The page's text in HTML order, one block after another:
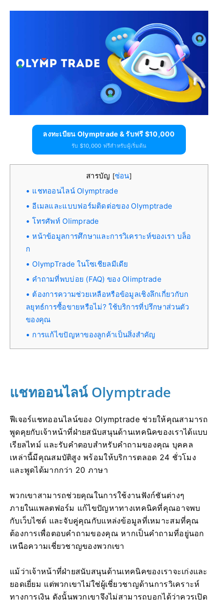
ลงทะเบียน Olymptrade & รับฟรี $10,000
รับ $10,000 ฟรีสำหรับผู้เริ่มต้น
สารบัญ [ซ่อน]
แชทออนไลน์ Olymptrade
อีเมลและแบบฟอร์มติดต่อของ Olymptrade
โทรศัพท์ Olimprade
หน้าข้อมูลการศึกษาและการวิเคราะห์ของเรา บล็อ
ก
OlympTrade ในโซเชียลมีเดีย
คำถามที่พบบ่อย (FAQ) ของ Olimptrade
ต้องการความช่วยเหลือหรือข้อมูลเชิงลึกเกี่ยวกับก
ลยุทธ์การซื้อขายหรือไม่? ใช้บริการที่ปรึกษาส่วนตัว
ของคุณ
การแก้ไขปัญหาของลูกค้าเป็นสิ่งสำคัญ
แชทออนไลน์ Olymptrade
ฟีเจอร์แชทออนไลน์ของ Olymptrade ช่วยให้คุณสามารถ
พูดคุยกับเจ้าหน้าที่ฝ่ายสนับสนุนด้านเทคนิคของเราได้แบบ
เรียลไทม์ และรับคำตอบสำหรับคำถามของคุณ บุคคล
เหล่านี้มีคุณสมบัติสูง พร้อมให้บริการตลอด 24 ชั่วโมง
และพูดได้มากกว่า 20 ภาษา
พวกเขาสามารถช่วยคุณในการใช้งานฟังก์ชันต่างๆ
ภายในแพลตฟอร์ม แก้ไขปัญหาทางเทคนิคที่คุณอาจพบ
กับเว็บไซต์ และจับคู่คุณกับแหล่งข้อมูลที่เหมาะสมที่คุณ
ต้องการเพื่อตอบคำถามของคุณ หากเป็นคำถามที่อยู่นอก
เหนือความเชี่ยวชาญของพวกเขา
แม้ว่าเจ้าหน้าที่ฝ่ายสนับสนุนด้านเทคนิคของเราจะเก่งและ
ยอดเยี่ยม แต่พวกเขาไม่ใช่ผู้เชี่ยวชาญด้านการวิเคราะห์
ทางการเงิน ดังนั้นพวกเขาจึงไม่สามารถบอกได้ว่าควรเปิด